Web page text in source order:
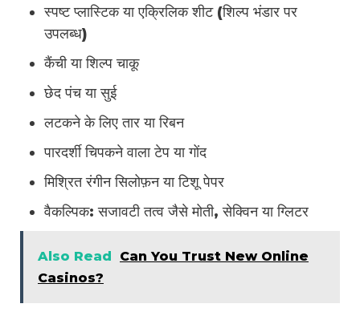
स्पष्ट प्लास्टिक या एक्रिलिक शीट (शिल्प भंडार पर
उपलब्ध)
कैंची या शिल्प चाकू
छेद पंच या सुई
लटकने के लिए तार या रिबन
पारदर्शी चिपकने वाला टेप या गोंद
मिश्रित रंगीन सिलोफ़न या टिशू पेपर
वैकल्पिक: सजावटी तत्व जैसे मोती, सेक्विन या ग्लिटर
Also Read
Can You Trust New Online
Casinos?